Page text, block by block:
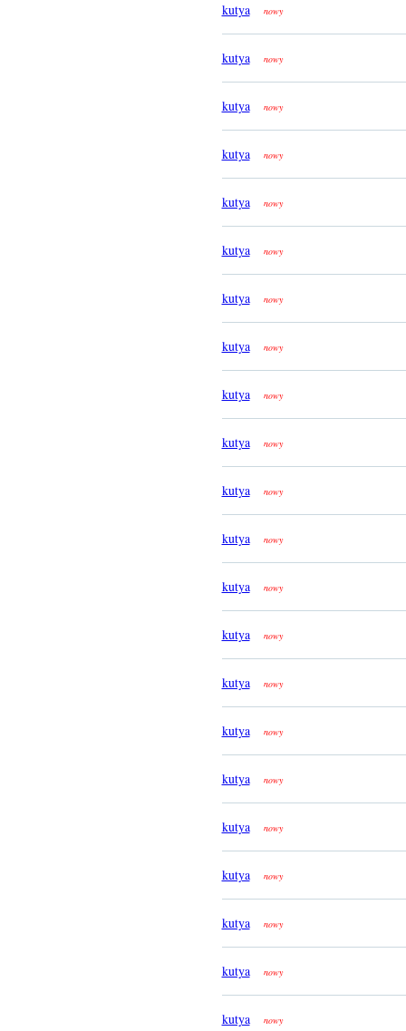
kutya nowy
kutya nowy
kutya nowy
kutya nowy
kutya nowy
kutya nowy
kutya nowy
kutya nowy
kutya nowy
kutya nowy
kutya nowy
kutya nowy
kutya nowy
kutya nowy
kutya nowy
kutya nowy
kutya nowy
kutya nowy
kutya nowy
kutya nowy
kutya nowy
kutya nowy